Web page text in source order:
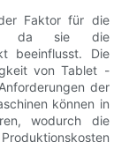
Faktor für die
da sie die
beeinflusst. Die
von Tablet -
der
können in
wodurch die